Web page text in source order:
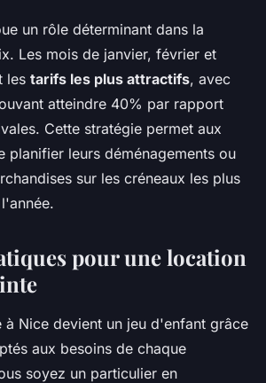
un rôle déterminant dans la
Les mois de janvier, février et
les tarifs les plus attractifs, avec
atteindre 40% par rapport
Cette stratégie permet aux
planifier leurs déménagements ou
sur les créneaux les plus
pour une location
à Nice devient un jeu d'enfant grâce
aux besoins de chaque
soyez un particulier en